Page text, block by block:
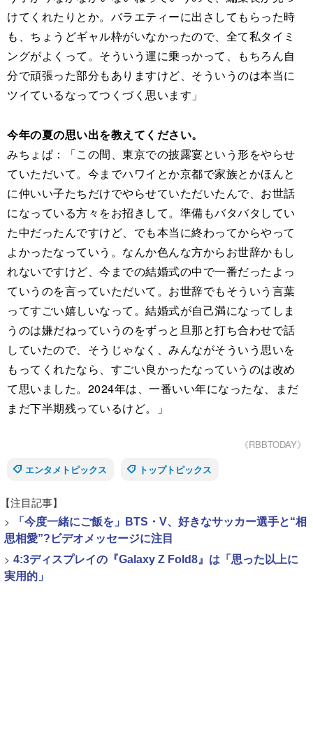
けてくれたりとか。バラエティーに出さしてもらった時
も、ちょうどギャル枠がいなかったので、全て私タイミ
ングがよくって。そういう運に乗っかって、もちろん自
分で頑張った部分もありますけど、そういうのは本当に
ツイているなってつくづく思います」
今年の夏の思い出を教えてください。
みちょぱ：「この間、東京での披露宴という形をやらせ
ていただいて。今までハワイとか京都で家族とかほんと
に仲いい子たちだけでやらせていただいたんで、お世話
になっている方々をお招きして。準備もバタバタしてい
た中だったんですけど、でも本当に終わってからやって
よかったなっていう。なんか色んな方からお世辞かもし
れないですけど、今までの結婚式の中で一番だったよっ
ていうのを言っていただいて。お世辞でもそういう言葉
ってすごい嬉しいなって。結婚式が自己満になってしま
うのは嫌だねっていうのをずっと旦那と打ち合わせで話
していたので、そうじゃなく、みんながそういう思いを
もってくれたなら、すごい良かったなっていうのは改め
て思いました。2024年は、一番いい年になったな、まだ
まだ下半期残っているけど。」
《RBBTODAY》
エンタメトピックス
トップトピックス
【注目記事】
>
「今度一緒にご飯を」BTS・V、好きなサッカー選手と“相
思相愛”?ビデオメッセージに注目
> 4:3ディスプレイの『Galaxy Z Fold8』は「思った以上に
実用的」